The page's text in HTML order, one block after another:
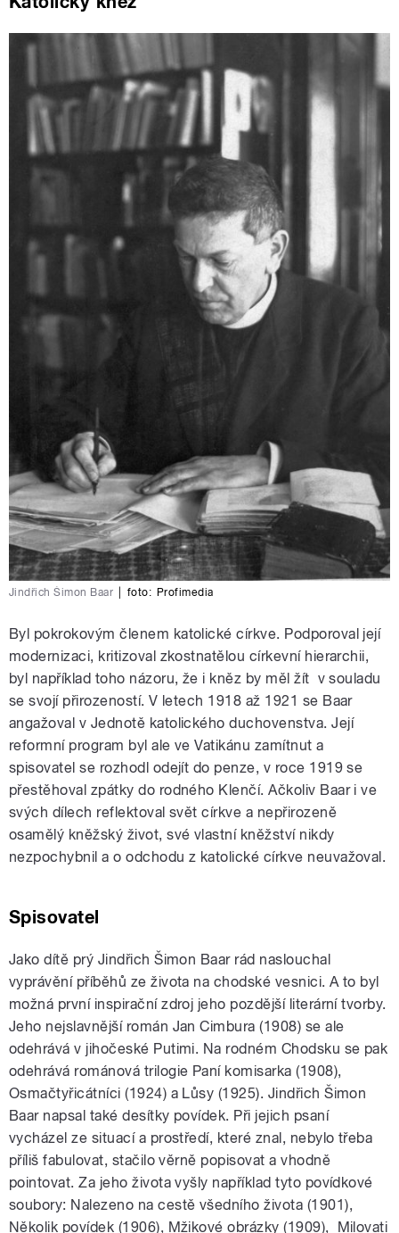
Jindřich Šimon Baar foto: Profimedia
Byl pokrokovým členem katolické církve. Podporoval její
modernizaci, kritizoval zkostnatělou církevní hierarchii,
byl například toho názoru, že i kněz by měl žít v souladu
se svojí přirozeností. V letech 1918 až 1921 se Baar
angažoval v Jednotě katolického duchovenstva. Její
reformní program byl ale ve Vatikánu zamítnut a
spisovatel se rozhodl odejít do penze, v roce 1919 se
přestěhoval zpátky do rodného Klenčí. Ačkoliv Baar i ve
svých dílech reflektoval svět církve a nepřirozeně
osamělý kněžský život, své vlastní kněžství nikdy
nezpochybnil a o odchodu z katolické církve neuvažoval.
Spisovatel
Jako dítě prý Jindřich Šimon Baar rád naslouchal
vyprávění příběhů ze života na chodské vesnici. A to byl
možná první inspirační zdroj jeho pozdější literární tvorby.
Jeho nejslavnější román Jan Cimbura (1908) se ale
odehrává v jihočeské Putimi. Na rodném Chodsku se pak
odehrává románová trilogie Paní komisarka (1908),
Osmačtyřicátníci (1924) a Lůsy (1925). Jindřich Šimon
Baar napsal také desítky povídek. Při jejich psaní
vycházel ze situací a prostředí, které znal, nebylo třeba
příliš fabulovat, stačilo věrně popisovat a vhodně
pointovat. Za jeho života vyšly například tyto povídkové
soubory: Nalezeno na cestě všedního života (1901),
Několik povídek (1906), Mžikové obrázky (1909), Milovati